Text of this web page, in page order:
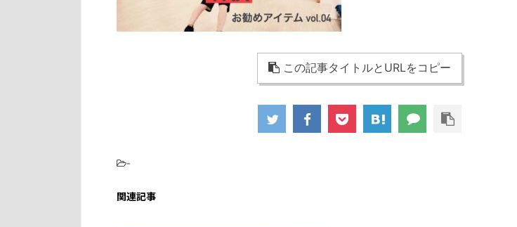
この記事タイトルとURLをコピー
-
関連記事